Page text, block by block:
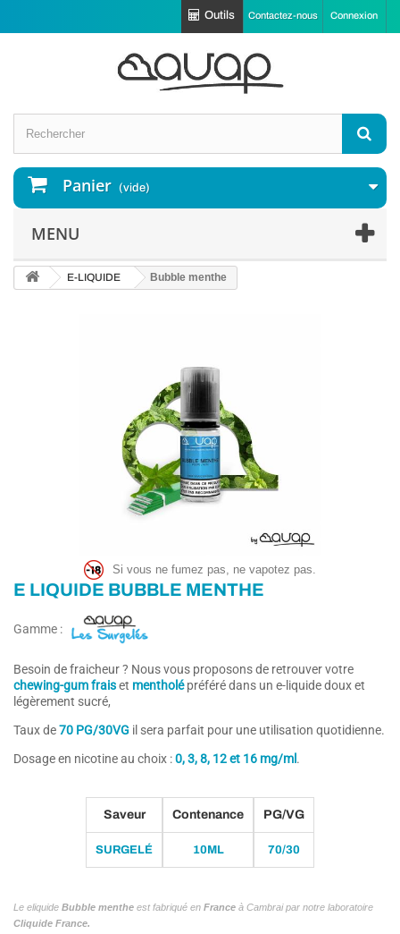
Connexion
Contactez-nous
Outils
Panier (vide)
MENU
E-LIQUIDE Bubble menthe
Si vous ne fumez pas, ne vapotez pas.
E LIQUIDE BUBBLE MENTHE
Gamme :
Besoin de fraicheur ? Nous vous proposons de retrouver votre
chewing-gum fraiset mentholépréféré dans un e-liquide doux et
légèrement sucré,
Taux de70 PG/30VG il sera parfait pour une utilisation quotidienne.
Dosage en nicotine au choix :0, 3, 8, 12 et 16 mg/ml .
Saveur
SURGELÉ
Contenance
10ML
PG/VG
70/30
Le eliquide Bubble menthe est fabriqué en France à Cambrai par notre laboratoire
Cliquide France.